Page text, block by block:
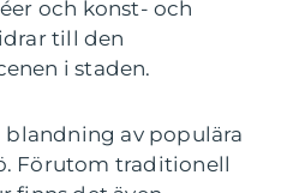
och konst- och
till den
i staden.
blandning av populära
Förutom traditionell